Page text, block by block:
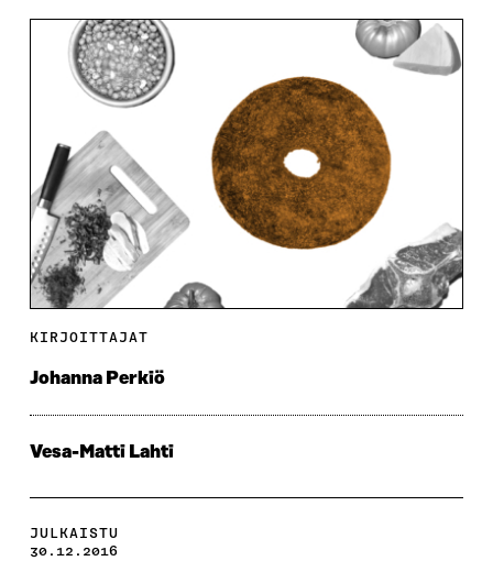
KIRJOITTAJAT
Johanna Perkiö
Vesa-Matti Lahti
JULKAISTU
30.12.2016